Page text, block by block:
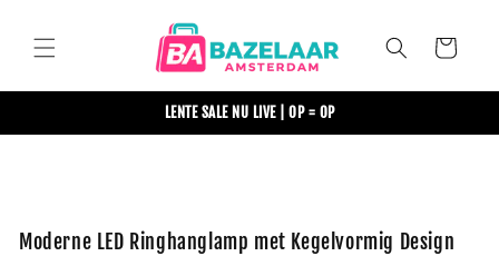
content
Winkelwagen
LENTE SALE NU LIVE | OP = OP
Moderne LED Ringhanglamp met Kegelvormig Design